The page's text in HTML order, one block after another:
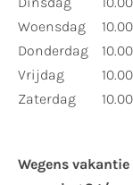
Woensdag
Donderdag
Vrijdag
Zaterdag
Wegens